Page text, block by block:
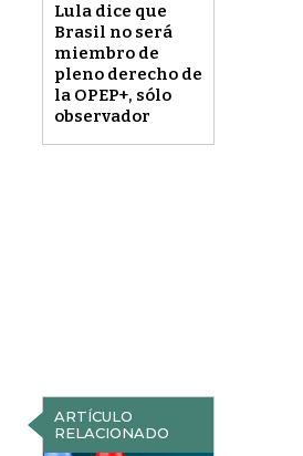
Lula dice que
Brasil no será
miembro de
pleno derecho de
la OPEP+, sólo
observador
ARTÍCULO
RELACIONADO